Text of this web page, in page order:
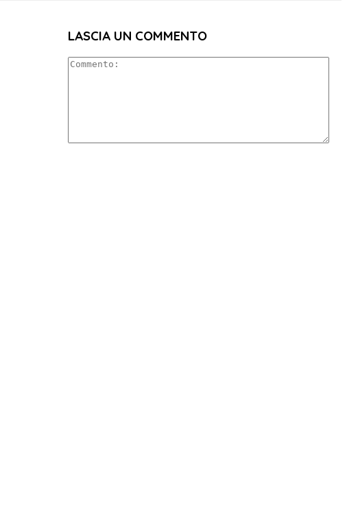
LASCIA UN COMMENTO